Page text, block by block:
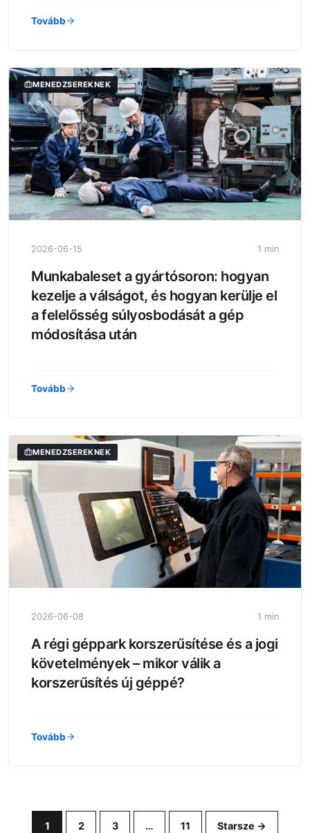
Tovább
MENEDZSEREKNEK
2026-06-15 1 min
Munkabaleset a gyártósoron: hogyan
kezelje a válságot, és hogyan kerülje el
a felelősség súlyosbodását a gép
módosítása után
Tovább
MENEDZSEREKNEK
2026-06-08 1 min
A régi géppark korszerűsítése és a jogi
követelmények – mikor válik a
korszerűsítés új géppé?
Tovább
1 2 3 … 11 Starsze →